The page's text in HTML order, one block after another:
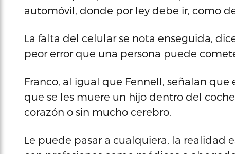
automóvil, donde por ley debe ir, como
La falta del celular se nota enseguida,
peor error que una persona puede
Franco, al igual que Fennell, señalan
que se les muere un hijo dentro del
corazón o sin mucho cerebro.
Le puede pasar a cualquiera, la realidad